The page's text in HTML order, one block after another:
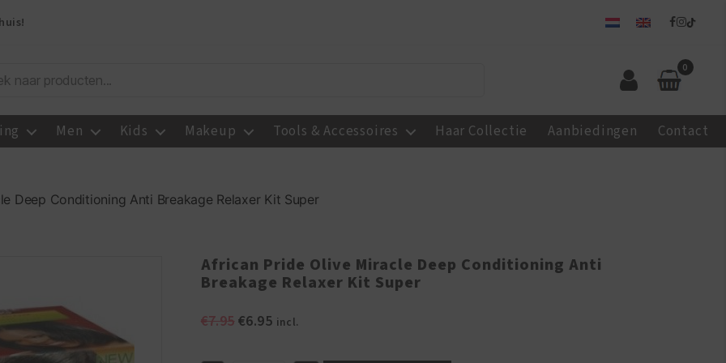
0
Men Kids Makeup Tools & Accessoires Haar Collectie Aanbiedingen Contact
Deep Conditioning Anti Breakage Relaxer Kit Super
African Pride Olive Miracle Deep Conditioning Anti
Breakage Relaxer Kit Super
€7.95 Oorspronkelijke
€6.95Huidige
incl.